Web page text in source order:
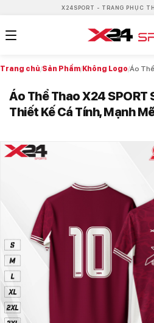
X24SPORT - TRANG PHỤC
Trang chủ/Sản Phẩm/ Không Logo/
Áo Thể Thao X24
Thiết Kế Cá Tính, Mạnh